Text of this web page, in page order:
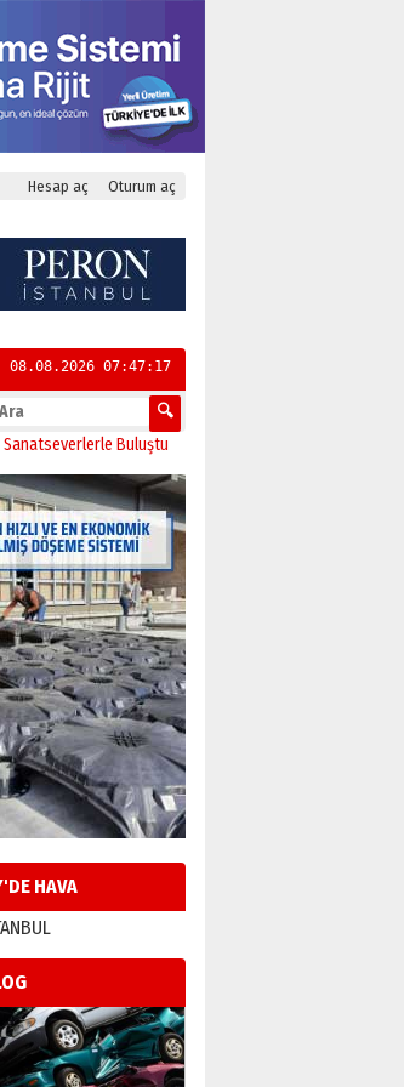
Hesap aç Oturum aç
08.08.2026 07:47:18
Buluştu 11:21CHP Kadıköy İlçe Başkanlığı’na
HAVA